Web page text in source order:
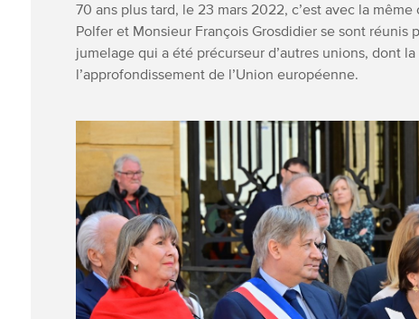
70 ans plus tard, le 23 mars 2022, c’est avec la
Polfer et Monsieur François Grosdidier se sont
jumelage qui a été précurseur d’autres unions, dont
l’approfondissement de l’Union européenne.